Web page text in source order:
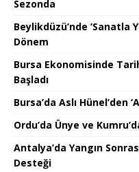
Sezonda
Beylikdüzü’nde ‘Sanatla
Dönem
Bursa Ekonomisinde
Başladı
Bursa’da Aslı Hünel’den
Ordu’da Ünye ve
Antalya’da Yangın
Desteği